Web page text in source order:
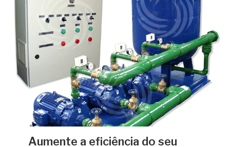
Aumente a eficiência do seu